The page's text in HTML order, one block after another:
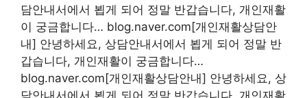
담안내서에서 뵙게 되어 정말 반갑습니다, 개인재활
이 궁금합니다… blog.naver.com[개인재활상담안
내] 안녕하세요, 상담안내서에서 뵙게 되어 정말 반
갑습니다, 개인재활이 궁금합니다…
blog.naver.com[개인재활상담안내] 안녕하세요, 상
담안내서에서 뵙게 되어 정말 반갑습니다, 개인재활